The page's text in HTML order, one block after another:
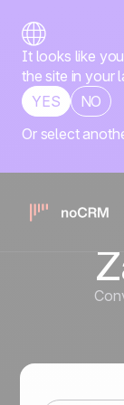
It looks like
the site in your
YES
NO
Or select